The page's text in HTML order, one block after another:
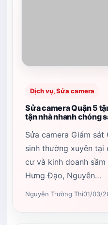
Dịch vụ, Sửa camera
Sửa camera Quận 5
tận nhà nhanh chóng
Sửa camera Giám sát
sinh thường xuyên tại
cư và kinh doanh
Hưng Đạo, Nguyễn…
Nguyễn Trường Thi01/03/